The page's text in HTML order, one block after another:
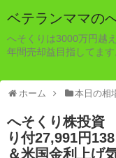
ベテランママの
へそくりは3000万円越
年間売却益目指してます
ホーム 本日の相
へそくり株投資
り付27,991円
＆米国金利上げ